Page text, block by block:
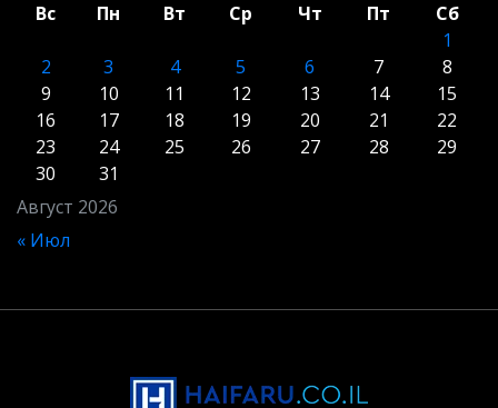
Август 2026
Вс Пн Вт Ср Чт Пт
Сб
1
2
3 4 5 6 7
8
9
10 11 12 13 14
15
16
17 18 19 20 21
22
23
24 25 26 27 28
29
30
31
« Июл